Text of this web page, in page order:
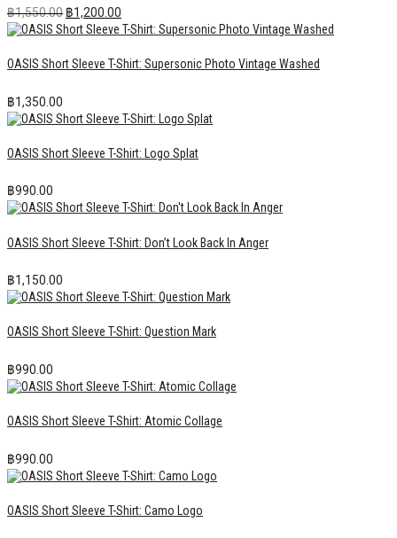
฿1,550.00 Original
price
was:
฿1,200.00
price
is:
OASIS Short Sleeve T-Shirt: Supersonic Photo Vintage Washed
฿1,350.00
OASIS Short Sleeve T-Shirt: Logo Splat
฿990.00
OASIS Short Sleeve T-Shirt: Don’t Look Back In Anger
฿1,150.00
OASIS Short Sleeve T-Shirt: Question Mark
฿990.00
OASIS Short Sleeve T-Shirt: Atomic Collage
฿990.00
OASIS Short Sleeve T-Shirt: Camo Logo